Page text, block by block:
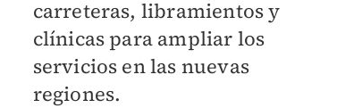
carreteras, libramientos y
clínicas para ampliar los
servicios en las nuevas
regiones.